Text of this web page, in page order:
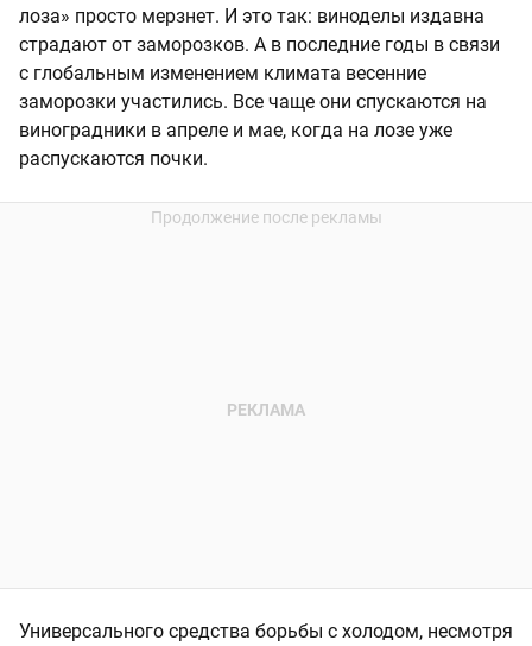
лоза» просто мерзнет. И это так: виноделы издавна
страдают от заморозков. А в последние годы в связи
с глобальным изменением климата весенние
заморозки участились. Все чаще они спускаются на
виноградники в апреле и мае, когда на лозе уже
распускаются почки.
Универсального средства борьбы с холодом, несмотря